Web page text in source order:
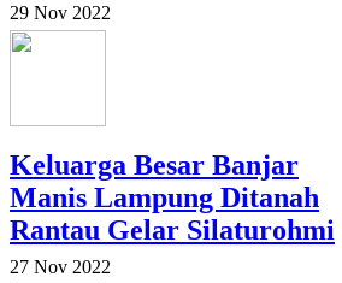
29 Nov 2022
Keluarga Besar Banjar
Manis Lampung Ditanah
Rantau Gelar Silaturohmi
27 Nov 2022